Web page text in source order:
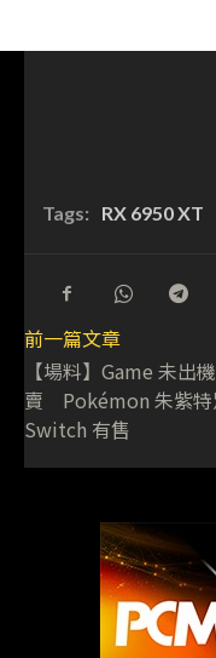
Tags: RX 6950 XT
前一篇文章
【場料】Game 未出
賣 Pokémon 朱紫特
Switch 有售